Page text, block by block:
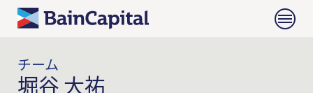
チーム
堀谷 大祐